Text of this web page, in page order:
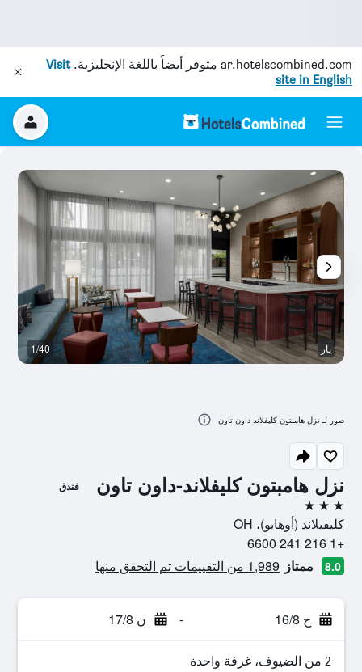
ar.hotelscombined.com متوفر أيضاً باللغة الإنجليزية.Visit
site in English
نزل هامبتون كليفلاند-داون تاون فندق
3 نجوم
كليفيلاند (أوهايو)، OH
+1 216 241 6600
8.0 ممتاز 1,989 من التقييمات تم التحقق منها
ح 16/8 - ن 17/8
2 من الضيوف، غرفة واحدة
بار 1/40
صور لـ نزل هامبتون كليفلاند-داون تاون